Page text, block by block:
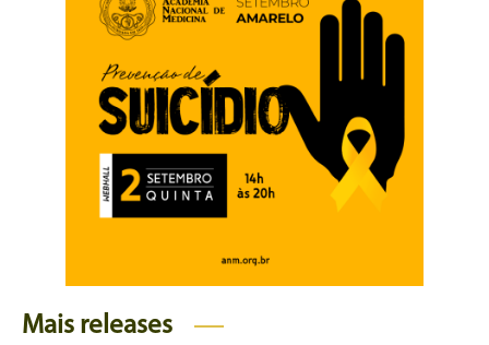
Mais releases